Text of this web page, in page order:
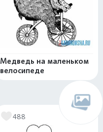
Медведь на маленьком
велосипеде
488